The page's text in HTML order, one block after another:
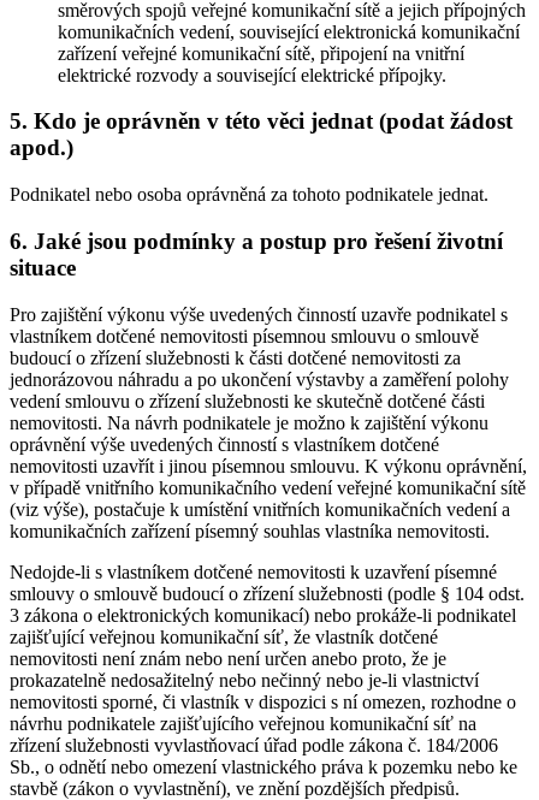
směrových spojů veřejné komunikační sítě a jejich přípojných
komunikačních vedení, související elektronická komunikační
zařízení veřejné komunikační sítě, připojení na vnitřní
elektrické rozvody a související elektrické přípojky.
5. Kdo je oprávněn v této věci jednat (podat žádost
apod.)
Podnikatel nebo osoba oprávněná za tohoto podnikatele jednat.
6. Jaké jsou podmínky a postup pro řešení životní
situace
Pro zajištění výkonu výše uvedených činností uzavře podnikatel s
vlastníkem dotčené nemovitosti písemnou smlouvu o smlouvě
budoucí o zřízení služebnosti k části dotčené nemovitosti za
jednorázovou náhradu a po ukončení výstavby a zaměření polohy
vedení smlouvu o zřízení služebnosti ke skutečně dotčené části
nemovitosti. Na návrh podnikatele je možno k zajištění výkonu
oprávnění výše uvedených činností s vlastníkem dotčené
nemovitosti uzavřít i jinou písemnou smlouvu. K výkonu oprávnění,
v případě vnitřního komunikačního vedení veřejné komunikační sítě
(viz výše), postačuje k umístění vnitřních komunikačních vedení a
komunikačních zařízení písemný souhlas vlastníka nemovitosti.
Nedojde-li s vlastníkem dotčené nemovitosti k uzavření písemné
smlouvy o smlouvě budoucí o zřízení služebnosti (podle § 104 odst.
3 zákona o elektronických komunikací) nebo prokáže-li podnikatel
zajišťující veřejnou komunikační síť, že vlastník dotčené
nemovitosti není znám nebo není určen anebo proto, že je
prokazatelně nedosažitelný nebo nečinný nebo je-li vlastnictví
nemovitosti sporné, či vlastník v dispozici s ní omezen, rozhodne o
návrhu podnikatele zajišťujícího veřejnou komunikační síť na
zřízení služebnosti vyvlastňovací úřad podle zákona č. 184/2006
Sb., o odnětí nebo omezení vlastnického práva k pozemku nebo ke
stavbě (zákon o vyvlastnění), ve znění pozdějších předpisů.